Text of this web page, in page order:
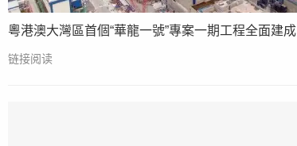
粵港澳大灣區首個“華龍一號”專案一期工程全面建成
链接阅读